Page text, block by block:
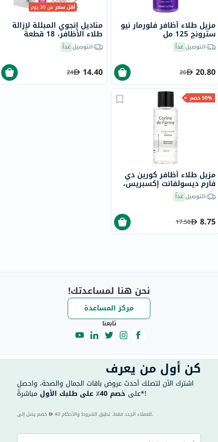
مزيل طلاء أظافر فلورمار نيو
سترونج 125 مل
التوصيلغداً
20.80
26
أقل سعرمن 30 يوم
مناديل إنجوي المبللة لإزالة
طلاء الأظافر، 18 قطعة
التوصيلغداً
14.40
24
50% خصم
مزيل طلاء أظافر كورين دي
فارم ديسولفانت إكسبريس،
100 ملالتوصيلغداً
8.75
17.50
نحن هنا لمساعدتك!
مركز المساعدة
تابعنا
كن أول من يعرف
اشترك الآن لتصلك أحدث عروض باقات الجمال والصحة، واحصل
على خصم 40٪ على طلبك الأول مباشرةً*!
40 للعملاء الجدد فقط. تطبق الشروط والأحكام.